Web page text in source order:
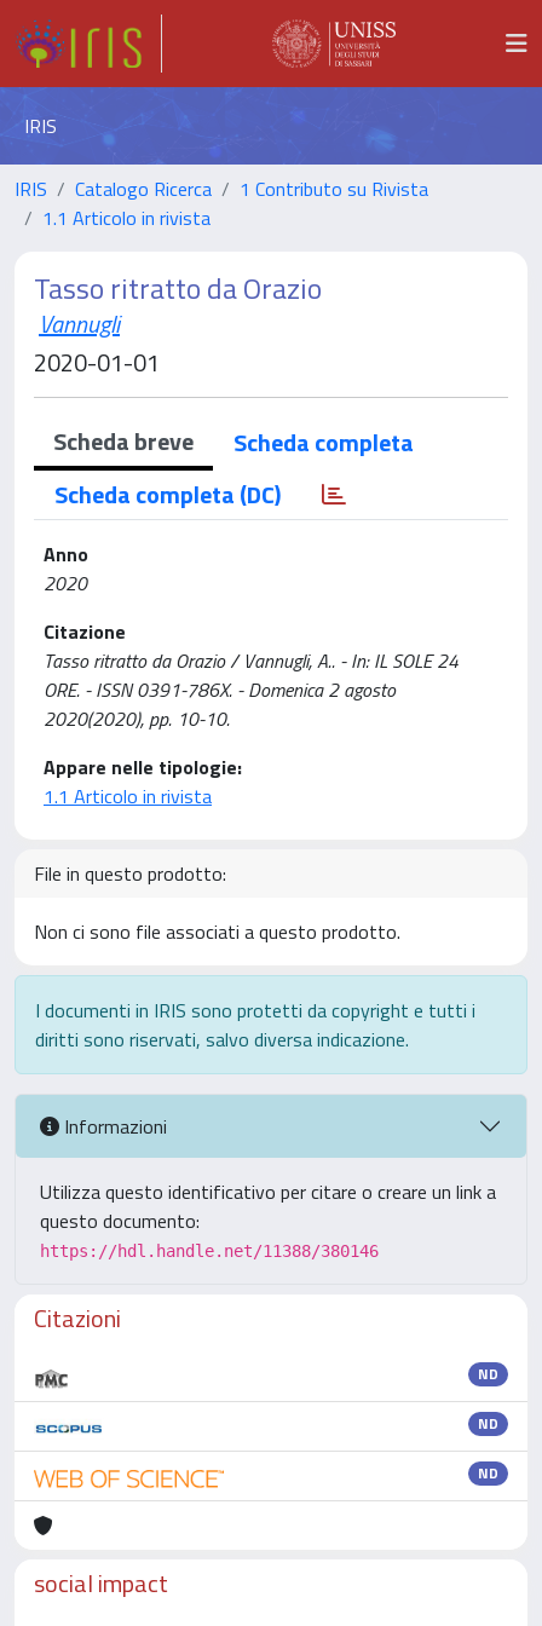
IRIS
IRIS Catalogo Ricerca
1 Contributo su Rivista
1.1 Articolo in rivista
Tasso ritratto da Orazio
Vannugli
2020-01-01
Scheda breve
Scheda completa
Scheda completa (DC)
Anno
2020
Citazione
Tasso ritratto da Orazio / Vannugli, A.. - In: IL SOLE 24
ORE. - ISSN 0391-786X. - Domenica 2 agosto
2020(2020), pp. 10-10.
Appare nelle tipologie:
1.1 Articolo in rivista
File in questo prodotto:
Non ci sono file associati a questo prodotto.
I documenti in IRIS sono protetti da copyright e tutti i
diritti sono riservati, salvo diversa indicazione.
Informazioni
Utilizza questo identificativo per citare o creare un link a
questo documento:
https://hdl.handle.net/11388/380146
Citazioni
ND
ND
ND
social impact